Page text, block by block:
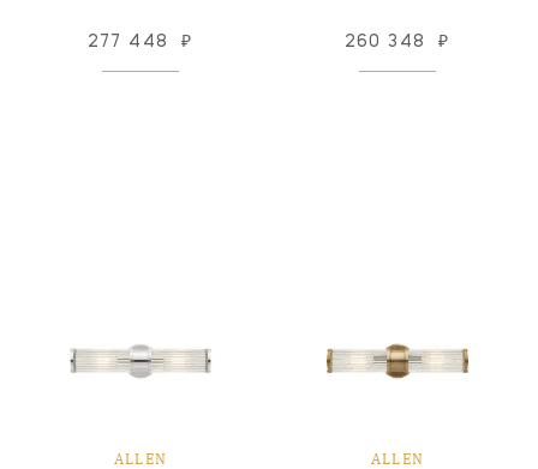
277 448 ₽ 260 348 ₽
ALLEN ALLEN